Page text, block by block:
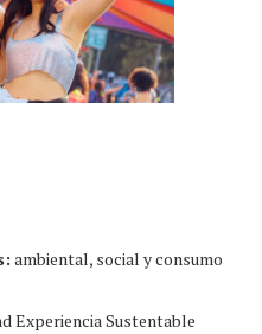
ambiental, social y consumo
Experiencia Sustentable